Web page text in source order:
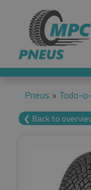
Pneus » Todo-
❮ Back to